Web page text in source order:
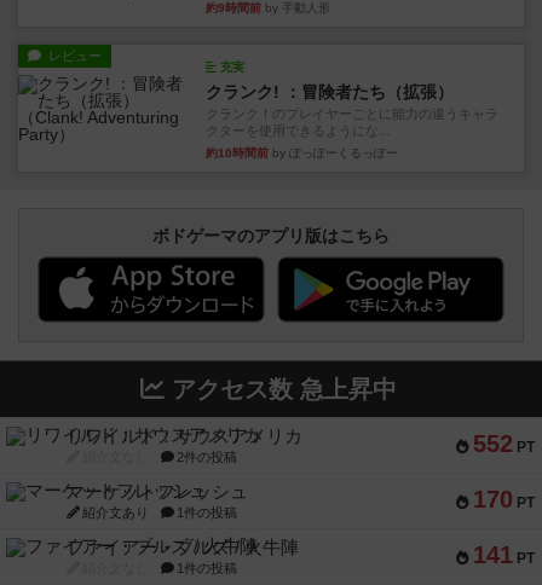
約9時間前 by 手動人形
レビュー
充実
クランク! ：冒険者たち（拡張）
クランク！のプレイヤーごとに能力の違うキャラ
クターを使用できるようにな...
約10時間前 by ぽっぽーくるっぽー
ボドゲーマのアプリ版はこちら
アクセス数 急上昇中
552 PT
リワイルド：サウスアメリカ
2件の投稿
170 PT
マーケットフレッシュ
紹介文あり 1件の投稿
141 PT
ファイアー・ブルズ / 火牛陣
1件の投稿